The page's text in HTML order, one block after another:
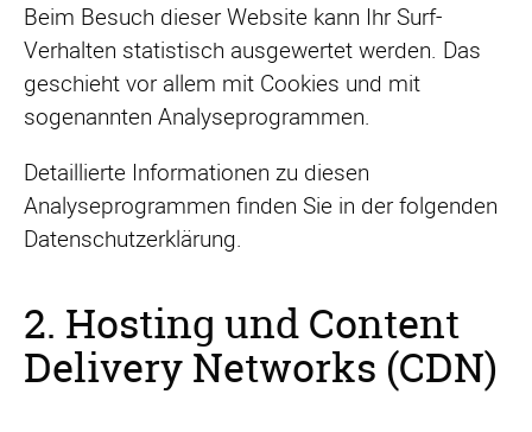
Beim Besuch dieser Website kann Ihr Surf-
Verhalten statistisch ausgewertet werden. Das
geschieht vor allem mit Cookies und mit
sogenannten Analyseprogrammen.
Detaillierte Informationen zu diesen
Analyseprogrammen finden Sie in der folgenden
Datenschutzerklärung.
2. Hosting und Content
Delivery Networks (CDN)